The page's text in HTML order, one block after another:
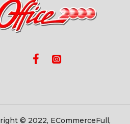
© 2022, ECommerceFull,